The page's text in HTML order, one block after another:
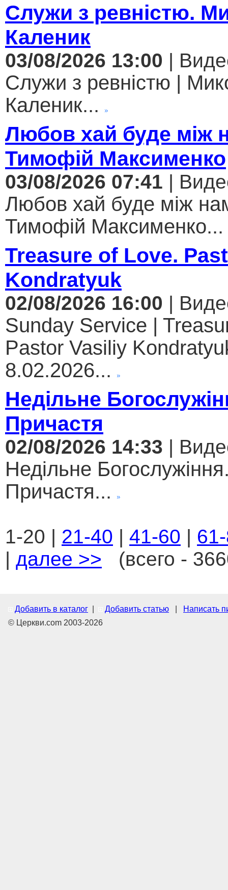
Служи з ревністю.
Каленик
03/08/2026 13:00 |
Служи з ревністю |
Каленик...
Любов хай буде між
Тимофій Максименко
03/08/2026 07:41 |
Любов хай буде між
Тимофій Максименко...
Treasure of Love.
Kondratyuk
02/08/2026 16:00 |
Sunday Service |
Pastor Vasiliy
8.02.2026...
Недільне
Причастя
02/08/2026 14:33 |
Недільне
Причастя...
1-20 | 21-40 | 41-60 |
| далее >> (всего -
Добавить в каталог Добавить статью
Написать
© Церкви.com 2003-2026